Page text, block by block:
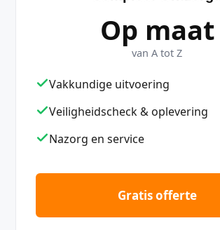
Op maat
van A tot Z
Vakkundige uitvoering
Veiligheidscheck & oplevering
Nazorg en service
Gratis offerte